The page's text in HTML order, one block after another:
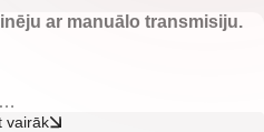
ar manuālo transmisiju.
vairāk